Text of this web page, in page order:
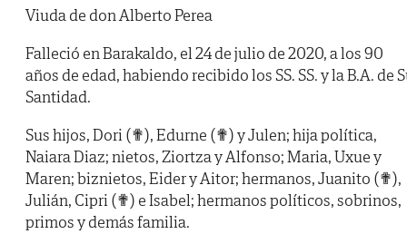
Viuda de don Alberto Perea
Falleció en Barakaldo, el 24 de julio de 2020, a los 90
años de edad, habiendo recibido los SS. SS. y la B.A. de
Santidad.
Sus hijos, Dori (✟), Edurne (✟) y Julen; hija política,
Naiara Diaz; nietos, Ziortza y Alfonso; Maria, Uxue y
Maren; biznietos, Eider y Aitor; hermanos, Juanito (✟),
Julián, Cipri (✟) e Isabel; hermanos políticos, sobrinos,
primos y demás familia.